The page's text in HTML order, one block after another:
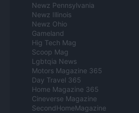
Newz Pennsylvania
Newz Illinois
Newz Ohio
Gameland
Hig Tech Mag
Scoop Mag
Lgbtqia News
Motors Magazine 365
Day Travel 365
Home Magazine 365
Cineverse Magazine
SecondHomeMagazine